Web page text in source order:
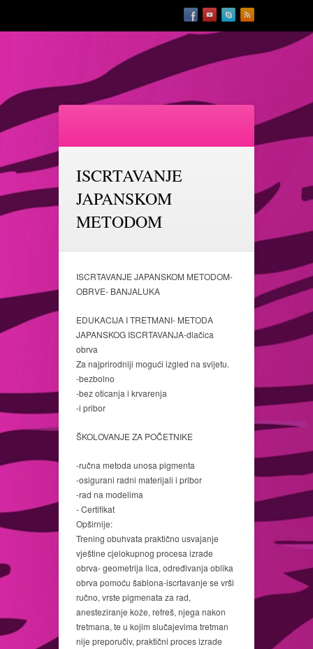
ISCRTAVANJE
JAPANSKOM
METODOM
ISCRTAVANJE JAPANSKOM METODOM-
OBRVE- BANJALUKA
EDUKACIJA I TRETMANI- METODA
JAPANSKOG ISCRTAVANJA-dlačica
obrva
Za najprirodniji mogući izgled na svijetu.
-bezbolno
-bez oticanja i krvarenja
-i pribor
ŠKOLOVANJE ZA POČETNIKE
-ručna metoda unosa pigmenta
-osigurani radni materijali i pribor
-rad na modelima
- Certifikat
Opširnije:
Trening obuhvata praktično usvajanje
vještine cjelokupnog procesa izrade
obrva- geometrija lica, određivanja oblika
obrva pomoću šablona-iscrtavanje se vrši
ručno, vrste pigmenata za rad,
anesteziranje kože, refreš, njega nakon
tretmana, te u kojim slučajevima tretman
nije preporučiv, praktični proces izrade